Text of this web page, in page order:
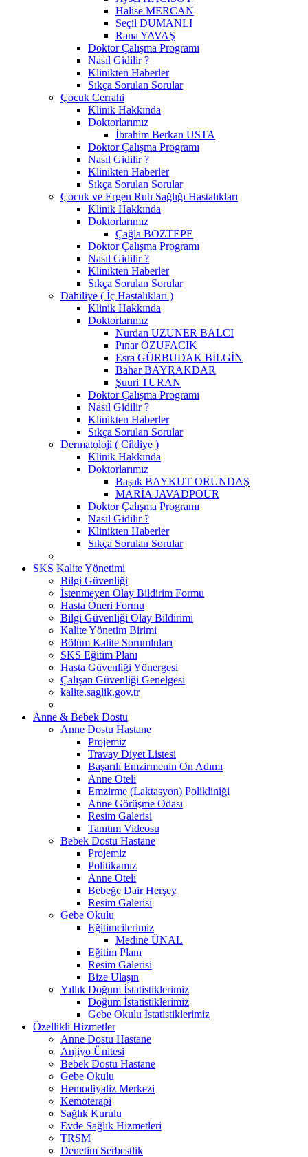
Halise MERCAN
Seçil DUMANLI
Rana YAVAŞ
Doktor Çalışma Programı
Nasıl Gidilir ?
Klinikten Haberler
Sıkça Sorulan Sorular
Çocuk Cerrahi
Klinik Hakkında
Doktorlarımız
İbrahim Berkan USTA
Doktor Çalışma Programı
Nasıl Gidilir ?
Klinikten Haberler
Sıkça Sorulan Sorular
Çocuk ve Ergen Ruh Sağlığı Hastalıkları
Klinik Hakkında
Doktorlarımız
Çağla BOZTEPE
Doktor Çalışma Programı
Nasıl Gidilir ?
Klinikten Haberler
Sıkça Sorulan Sorular
Dahiliye ( İç Hastalıkları )
Klinik Hakkında
Doktorlarımız
Nurdan UZUNER BALCI
Pınar ÖZUFACIK
Esra GÜRBUDAK BİLGİN
Bahar BAYRAKDAR
Şuuri TURAN
Doktor Çalışma Programı
Nasıl Gidilir ?
Klinikten Haberler
Sıkça Sorulan Sorular
Dermatoloji ( Cildiye )
Klinik Hakkında
Doktorlarımız
Başak BAYKUT ORUNDAŞ
MARİA JAVADPOUR
Doktor Çalışma Programı
Nasıl Gidilir ?
Klinikten Haberler
Sıkça Sorulan Sorular
SKS Kalite Yönetimi
Bilgi Güvenliği
İstenmeyen Olay Bildirim Formu
Hasta Öneri Formu
Bilgi Güvenliği Olay Bildirimi
Kalite Yönetim Birimi
Bölüm Kalite Sorumluları
SKS Eğitim Planı
Hasta Güvenliği Yönergesi
Çalışan Güvenliği Genelgesi
kalite.saglik.gov.tr
Anne & Bebek Dostu
Anne Dostu Hastane
Projemiz
Travay Diyet Listesi
Başarılı Emzirmenin On Adımı
Anne Oteli
Emzirme (Laktasyon) Polikliniği
Anne Görüşme Odası
Resim Galerisi
Tanıtım Videosu
Bebek Dostu Hastane
Projemiz
Politikamız
Anne Oteli
Bebeğe Dair Herşey
Resim Galerisi
Gebe Okulu
Eğitimcilerimiz
Medine ÜNAL
Eğitim Planı
Resim Galerisi
Bize Ulaşın
Yıllık Doğum İstatistiklerimiz
Doğum İstatistiklerimiz
Gebe Okulu İstatistiklerimiz
Özellikli Hizmetler
Anne Dostu Hastane
Anjiyo Ünitesi
Bebek Dostu Hastane
Gebe Okulu
Hemodiyaliz Merkezi
Kemoterapi
Sağlık Kurulu
Evde Sağlık Hizmetleri
TRSM
Denetim Serbestlik